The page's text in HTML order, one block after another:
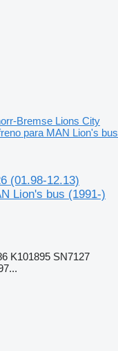
Bremse Lions City
para MAN Lion's bus
(01.98-12.13)
Lion's bus (1991-)
K101895 SN7127